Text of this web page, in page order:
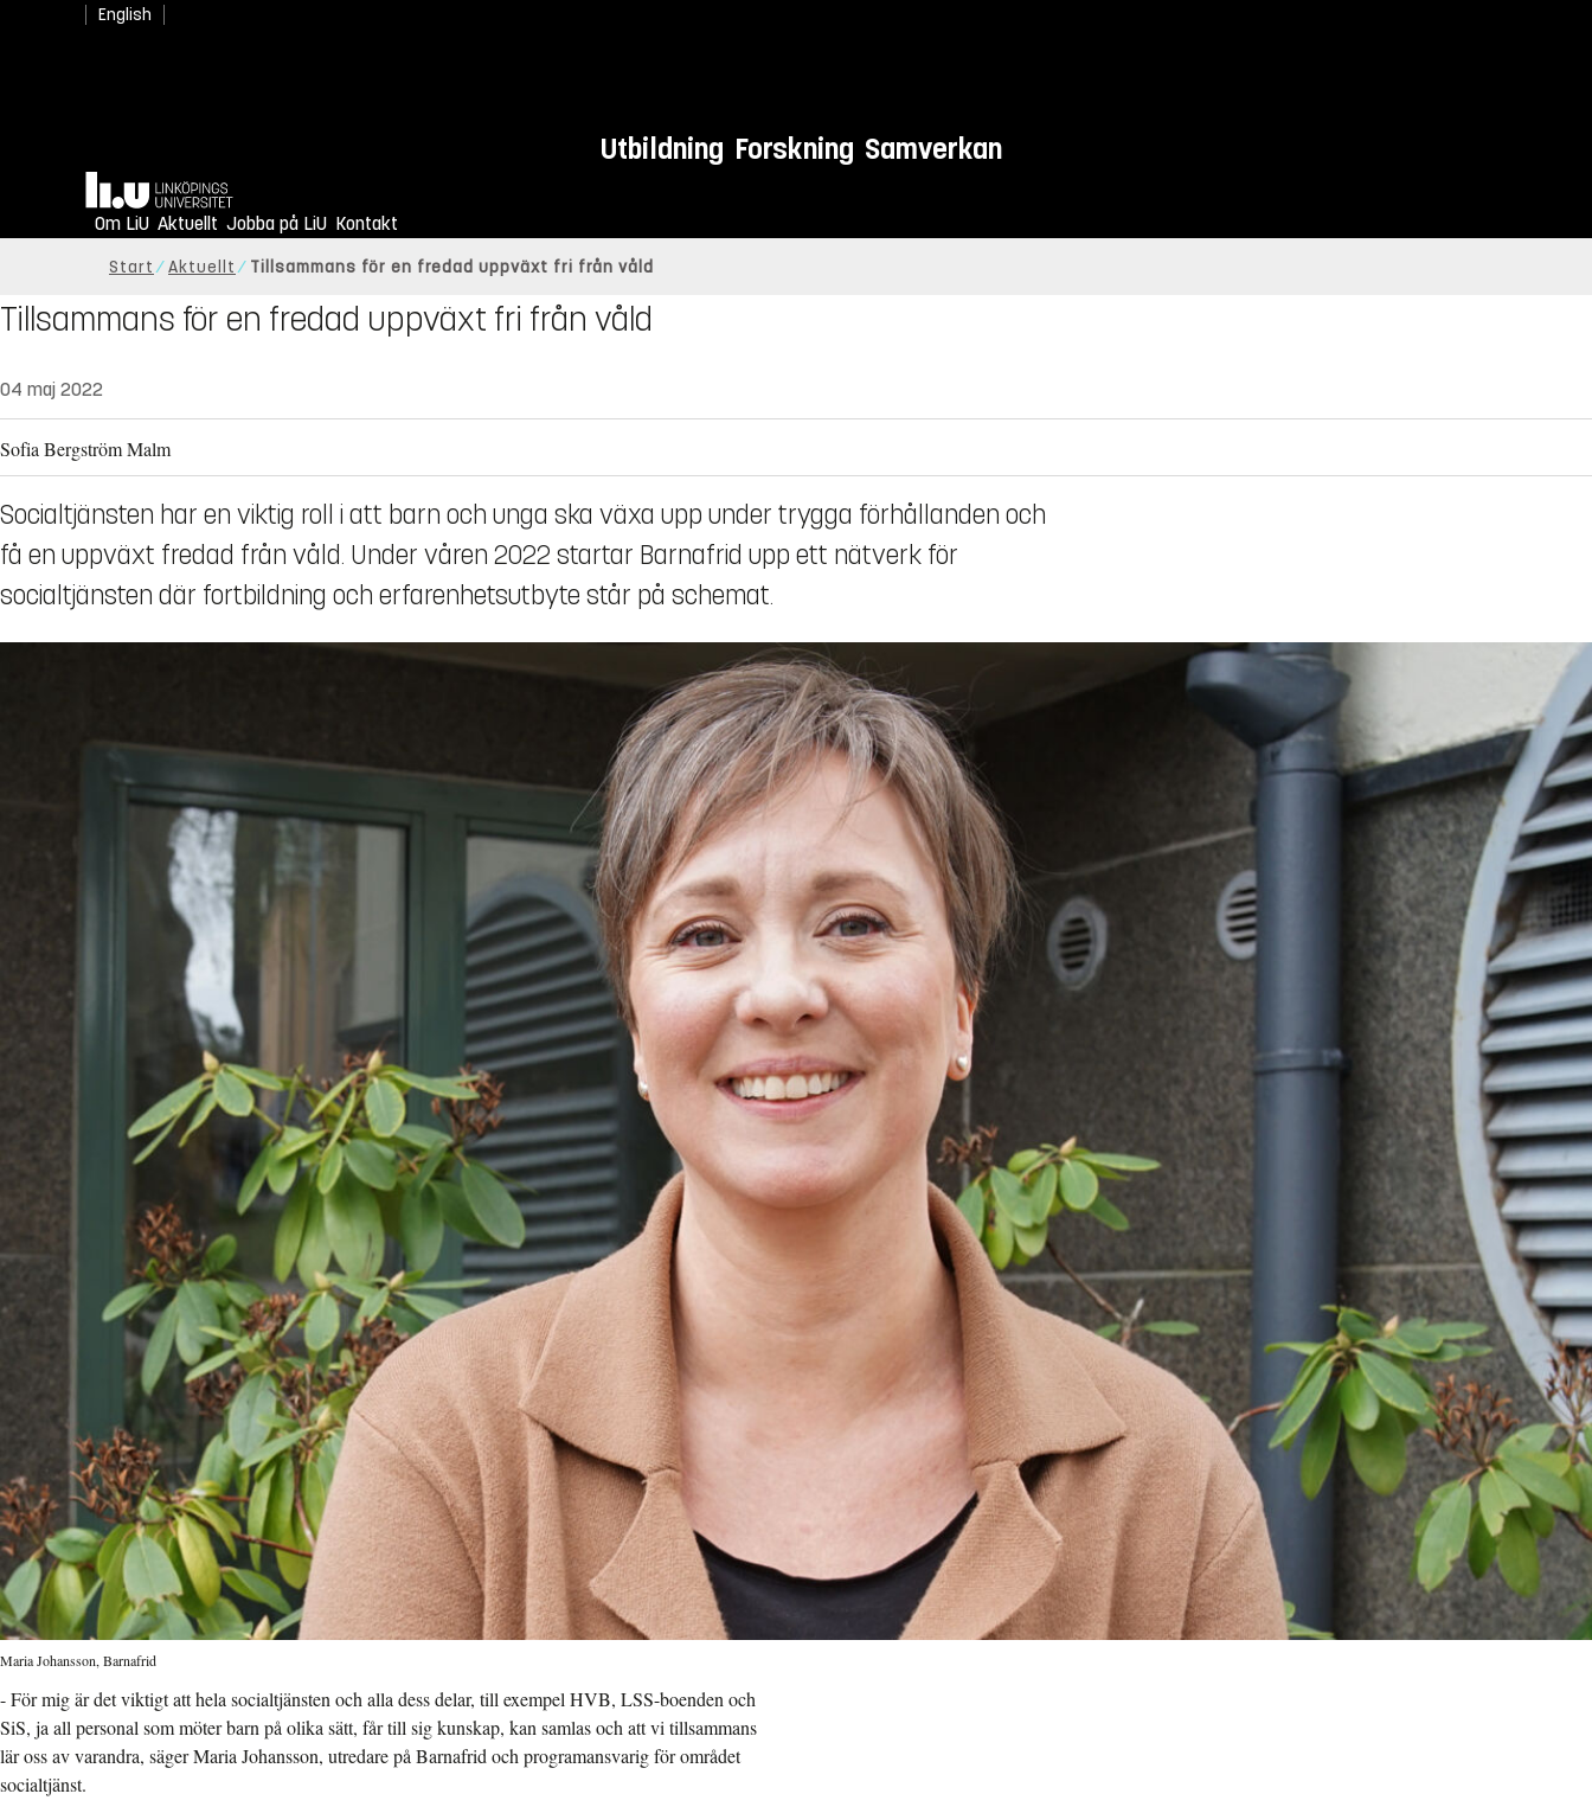
English
Utbildning Forskning Samverkan
Hem
Om LiU Aktuellt Jobba på LiU Kontakt
Start Aktuellt Tillsammans för en fredad uppväxt fri från våld
Tillsammans för en fredad uppväxt fri från våld
04 maj 2022
Sofia Bergström Malm
Socialtjänsten har en viktig roll i att barn och unga ska växa upp under trygga förhållanden och
få en uppväxt fredad från våld. Under våren 2022 startar Barnafrid upp ett nätverk för
socialtjänsten där fortbildning och erfarenhetsutbyte står på schemat.
Maria Johansson, Barnafrid
- För mig är det viktigt att hela socialtjänsten och alla dess delar, till exempel HVB, LSS-boenden och
SiS, ja all personal som möter barn på olika sätt, får till sig kunskap, kan samlas och att vi tillsammans
lär oss av varandra, säger Maria Johansson, utredare på Barnafrid och programansvarig för området
socialtjänst.